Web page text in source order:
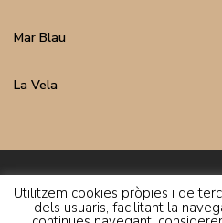
Mar Blau
La Vela
Utilitzem cookies pròpies i de
dels usuaris, facilitant la